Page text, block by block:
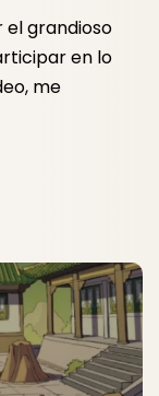
audios, soy fan
vez, espero